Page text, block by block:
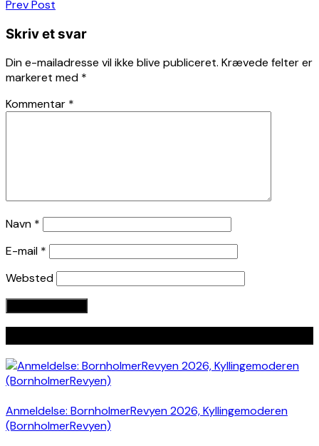
Indlægsnavigation
Prev Post
Skriv et svar
Din e-mailadresse vil ikke blive publiceret. Krævede felter er
markeret med *
Kommentar *
Navn *
E-mail *
Websted
Anmeldelse: BornholmerRevyen 2026, Kyllingemoderen
(BornholmerRevyen)